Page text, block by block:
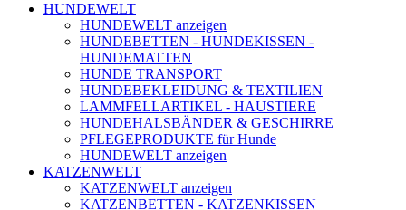
HUNDEWELT
HUNDEWELT anzeigen
HUNDEBETTEN - HUNDEKISSEN -
HUNDEMATTEN
HUNDE TRANSPORT
HUNDEBEKLEIDUNG & TEXTILIEN
LAMMFELLARTIKEL - HAUSTIERE
HUNDEHALSBÄNDER & GESCHIRRE
PFLEGEPRODUKTE für Hunde
HUNDEWELT anzeigen
KATZENWELT
KATZENWELT anzeigen
KATZENBETTEN - KATZENKISSEN